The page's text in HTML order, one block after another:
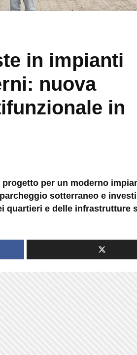
in impianti
nuova
in
per un moderno
sotterraneo e
quartieri e delle infrastrutture